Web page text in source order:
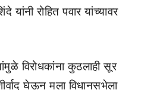
रोहित पवार यांच्यावर
विरोधकांना कुठलाही सूर
घेऊन मला विधानसभेला